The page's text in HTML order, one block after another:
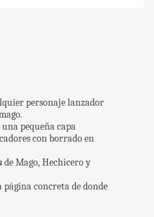
personaje lanzador
pequeña capa
con borrado en
de Mago, Hechicero y
concreta de donde